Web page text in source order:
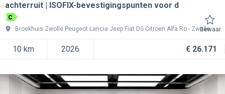
achterruit | ISOFIX-bevestigingspunten voor d
C
Broekhuis Zwolle Peugeot Lancia Jeep Fiat DS Citroen Alfa Ro
ZwolleBewaar
10 km 2026 € 26.171